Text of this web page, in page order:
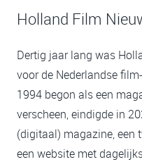
Holland Film
Dertig jaar lang was
voor de Nederlandse
1994 begon als een
verscheen, eindigde in
(digitaal) magazine, een
een website met